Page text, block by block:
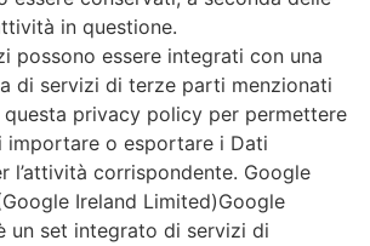
in questione.
possono essere integrati con una
di servizi di terze parti menzionati
questa privacy policy per permettere
importare o esportare i Dati
l’attività corrispondente. Google
Ireland Limited)Google
un set integrato di servizi di